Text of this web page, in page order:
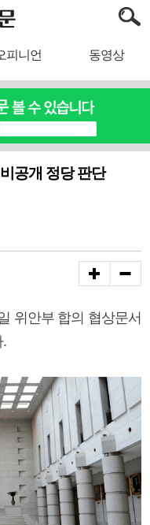
피니언 동영상
공개 정당 판단
위안부 합의 협상문서
.